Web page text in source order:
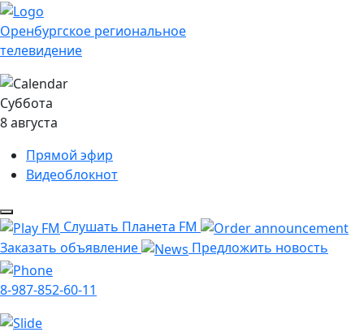
Оренбургское региональное
телевидение
Суббота
8 августа
Прямой эфир
Видеоблокнот
Слушать Планета FM
Заказать объявление
Предложить новость
8-987-852-60-11